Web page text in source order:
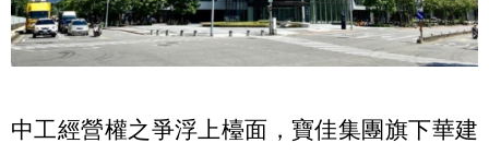
中工經營權之爭浮上檯面，寶佳集團旗下華建